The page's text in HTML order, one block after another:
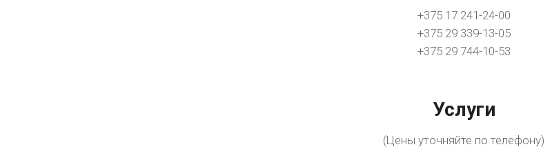
+375 17 241-24-00
+375 29 339-13-05
+375 29 744-10-53
Услуги
(Цены уточняйте по телефону)